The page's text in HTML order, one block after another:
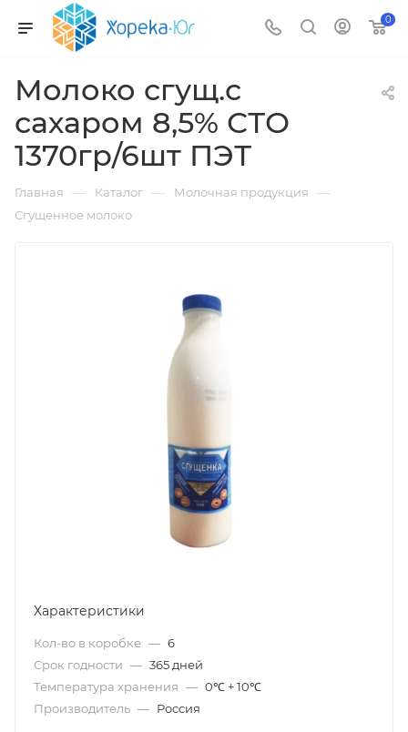
0
Молоко сгущ.с
сахаром 8,5% СТО
1370гр/6шт ПЭТ
Главная — Каталог — Молочная продукция —
Сгущенное молоко
Характеристики
Кол-во в коробке — 6
Срок годности — 365 дней
Температура хранения — 0℃ + 10℃
Производитель — Россия